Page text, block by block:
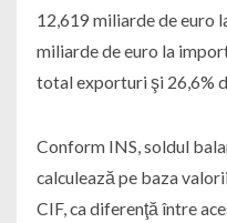
12,619 miliarde de euro
miliarde de euro la
total exporturi şi 26,6%
Conform INS, soldul
calculează pe baza
CIF, ca diferenţă între